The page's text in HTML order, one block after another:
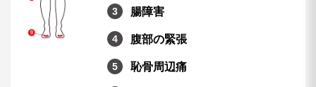
腸障害
腹部の緊張
恥骨周辺痛